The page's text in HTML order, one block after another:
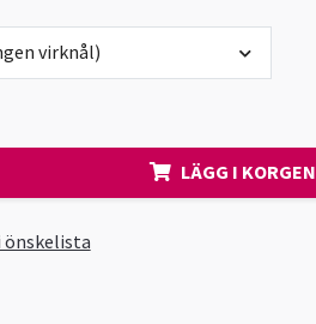
virknål)
LÄGG I KORGEN